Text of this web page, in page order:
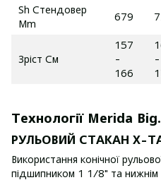
Sh Стендовер
Mm
679
Зріст См
157
-
166
-
Технології Merida
РУЛЬОВИЙ СТАКАН X-
Використання конічної
підшипником 1 1/8" та